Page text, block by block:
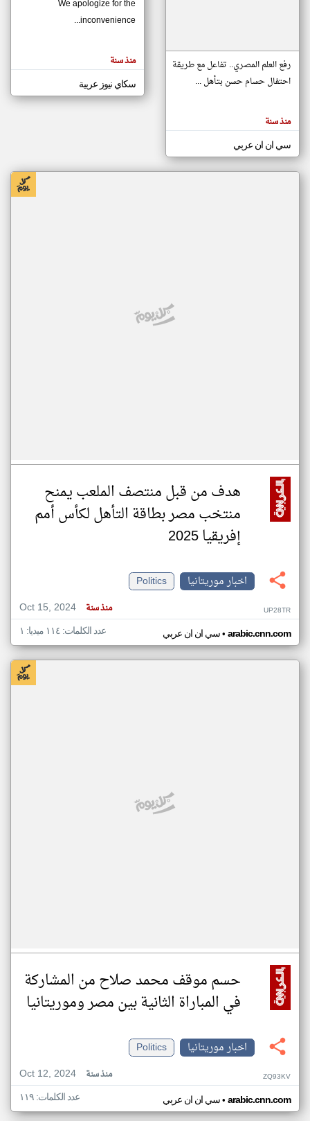
مصادر الأخبار من موريتانيا
اخبار موريتانيا على مدار الساعة
أهم اخبار موريتانيا العاجلة والمباشرة
المقالات
الموجوده
هنا عن
رفع العلم المصري.. تفاعل مع طريقة
احتفال حسام حسن بتأهل ...
منذ سنة
سي ان ان عربي
We apologize for the
inconvenience...
منذ سنة
سكاي نيوز عربية
هدف من قبل منتصف الملعب يمنح
منتخب مصر بطاقة التأهل لكأس أمم
إفريقيا 2025
اخبار موريتانيا
Politics
Oct 15, 2024
منذ سنة UP28TR
سي ان ان عربي• arabic.cnn.com عدد الكلمات: ١١٤ ميديا: ١
حسم موقف محمد صلاح من المشاركة
في المباراة الثانية بين مصر وموريتانيا
اخبار موريتانيا
Politics
Oct 12, 2024
منذ سنة ZQ93KV
سي ان ان عربي• arabic.cnn.com عدد الكلمات: ١١٩
klyoum.com